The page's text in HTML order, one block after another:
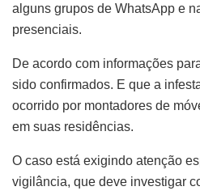
alguns grupos de WhatsApp e
presenciais.
De acordo com informações
sido confirmados. E que a
ocorrido por montadores de
em suas residências.
O caso está exigindo atenção
vigilância, que deve investigar